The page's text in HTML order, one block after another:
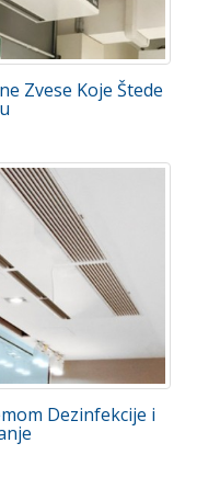
Zvese Koje Štede
Dezinfekcije i